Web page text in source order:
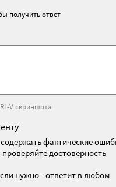
получить ответ
V скриншота
фактические
достоверность
нужно - ответит в любом